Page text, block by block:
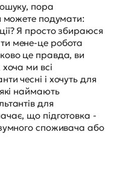
пора
можете подумати:
Я просто збираюся
мене-це робота
це правда, ви
ми всі
чесні і хочуть для
наймають
для
що підготовка -
споживача або